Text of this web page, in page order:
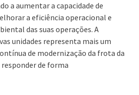
a aumentar a capacidade de
a eficiência operacional e
das suas operações. A
unidades representa mais um
de modernização da frota da
de forma